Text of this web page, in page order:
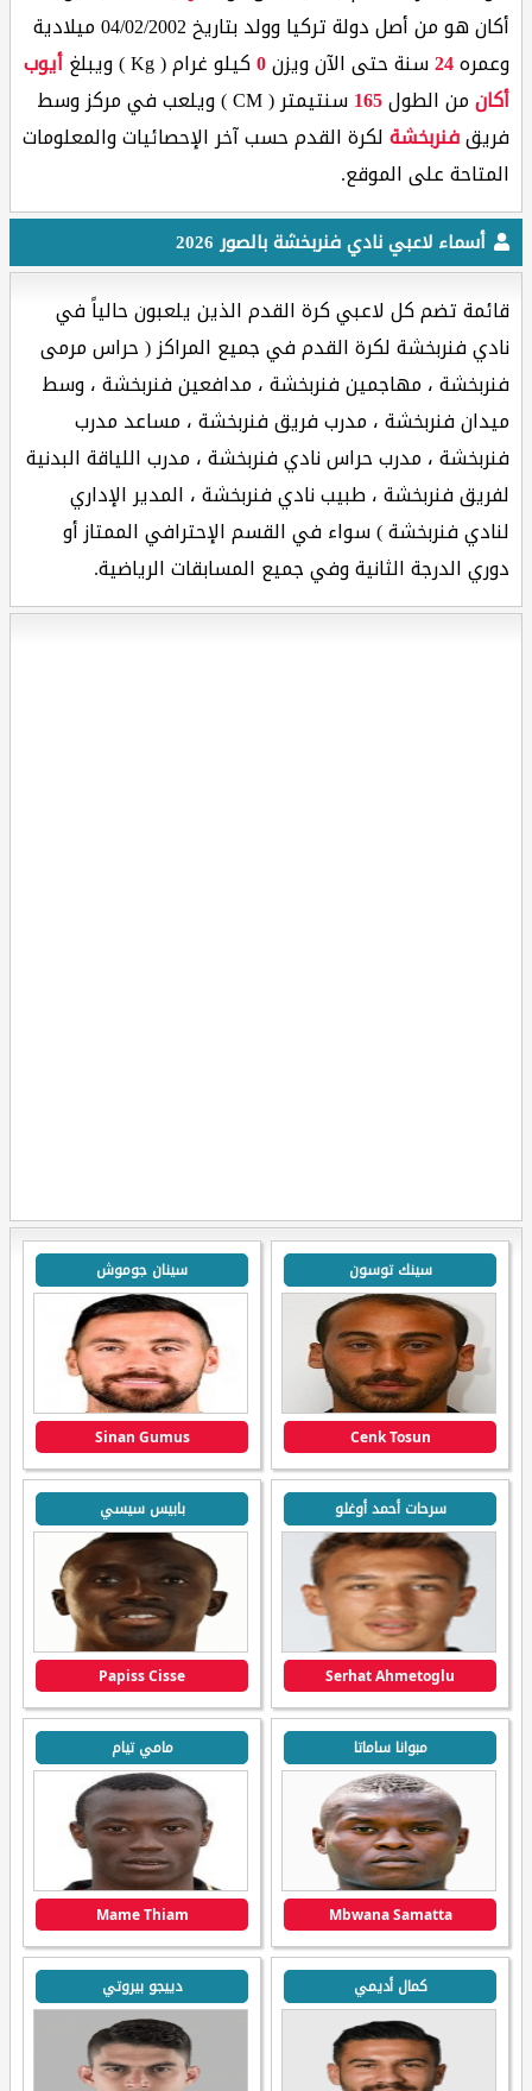
أكان هو من أصل دولة تركيا وولد بتاريخ 04/02/2002 ميلادية
وعمره24سنة حتى الآن ويزن0كيلو غرام ( Kg ) ويبلغ
أيوب
أكانمن الطول165
سنتيمتر ( CM ) ويلعب في مركز وسط
فريقفنربخشةلكرة القدم حسب آخر الإحصائيات والمعلومات
المتاحة على الموقع.
أسماء لاعبي نادي فنربخشة بالصور 2026
قائمة تضم كل لاعبي كرة القدم الذين يلعبون حالياً في
نادي فنربخشة لكرة القدم في جميع المراكز ( حراس مرمى
فنربخشة ، مهاجمين فنربخشة ، مدافعين فنربخشة ، وسط
ميدان فنربخشة ، مدرب فريق فنربخشة ، مساعد مدرب
فنربخشة ، مدرب حراس نادي فنربخشة ، مدرب اللياقة البدنية
لفريق فنربخشة ، طبيب نادي فنربخشة ، المدير الإداري
لنادي فنربخشة ) سواء في القسم الإحترافي الممتاز أو
دوري الدرجة الثانية وفي جميع المسابقات الرياضية.
سينك توسون
Cenk Tosun
سينان جوموش
Sinan Gumus
سرحات أحمد أوغلو
Serhat Ahmetoglu
بابيس سيسي
Papiss Cisse
مبوانا ساماتا
Mbwana Samatta
مامي تيام
Mame Thiam
كمال أديمي دييجو بيروتي